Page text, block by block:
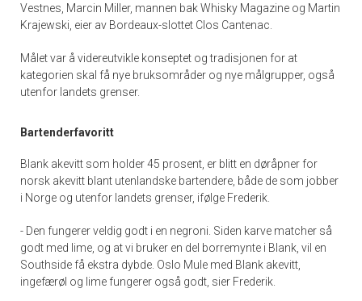
Vestnes, Marcin Miller, mannen bak Whisky Magazine og Martin
Krajewski, eier av Bordeaux-slottet Clos Cantenac.
Målet var å videreutvikle konseptet og tradisjonen for at
kategorien skal få nye bruksområder og nye målgrupper, også
utenfor landets grenser.
Bartenderfavoritt
Blank akevitt som holder 45 prosent, er blitt en døråpner for
norsk akevitt blant utenlandske bartendere, både de som jobber
i Norge og utenfor landets grenser, ifølge Frederik.
- Den fungerer veldig godt i en negroni. Siden karve matcher så
godt med lime, og at vi bruker en del borremynte i Blank, vil en
Southside få ekstra dybde. Oslo Mule med Blank akevitt,
ingefærøl og lime fungerer også godt, sier Frederik.